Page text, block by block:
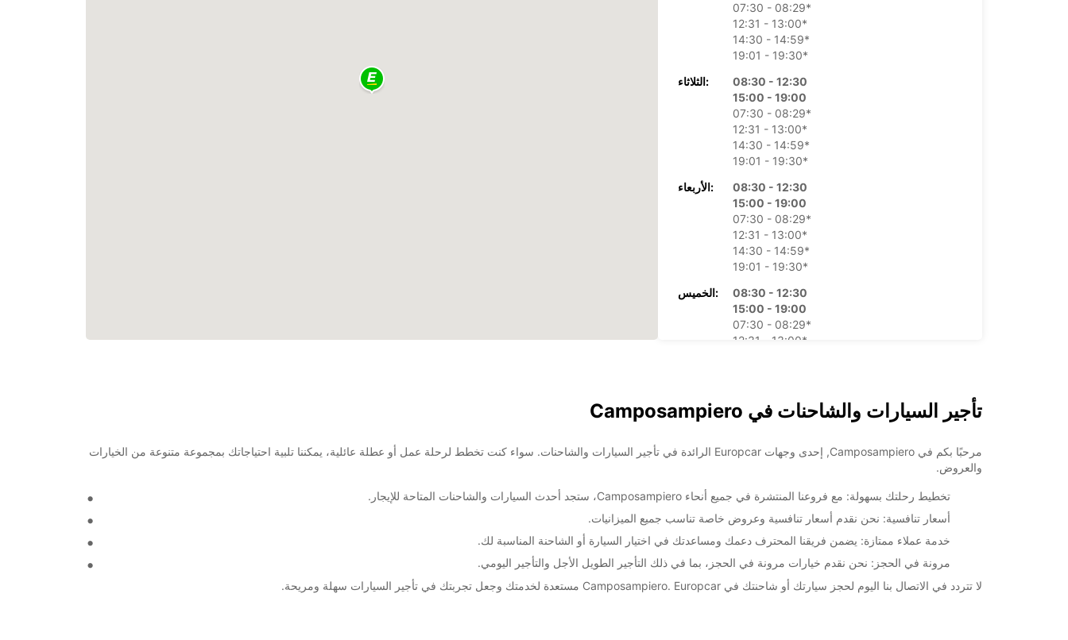
07:30 - 08:29*
12:31 - 13:00*
14:30 - 14:59*
19:01 - 19:30*
الثلاثاء:
08:30 - 12:30
15:00 - 19:00
07:30 - 08:29*
12:31 - 13:00*
14:30 - 14:59*
19:01 - 19:30*
الأربعاء:
08:30 - 12:30
15:00 - 19:00
07:30 - 08:29*
12:31 - 13:00*
14:30 - 14:59*
19:01 - 19:30*
الخميس:
08:30 - 12:30
15:00 - 19:00
07:30 - 08:29*
12:31 - 13:00*
15:00 - 19:00
12:31 - 13:00*
14:30 - 14:59*
08:30 - 12:30
07:30 - 08:29*
15:00 - 17:00*
الأحد:
مغلق
*برسوم إضافية
تأجير السيارات والشاحنات في Camposampiero
مرحبًا بكم في Camposampiero, إحدى وجهات Europcar الرائدة في تأجير السيارات والشاحنات. سواء كنت تخطط لرحلة عمل أو عطلة عائلية، يمكننا تلبية احتياجاتك بمجموعة متنوعة من الخيارات
والعروض.
تخطيط رحلتك بسهولة: مع فروعنا المنتشرة في جميع أنحاء Camposampiero، ستجد أحدث السيارات والشاحنات المتاحة للإيجار.
أسعار تنافسية: نحن نقدم أسعار تنافسية وعروض خاصة تناسب جميع الميزانيات.
خدمة عملاء ممتازة: يضمن فريقنا المحترف دعمك ومساعدتك في اختيار السيارة أو الشاحنة المناسبة لك.
مرونة في الحجز: نحن نقدم خيارات مرونة في الحجز، بما في ذلك التأجير الطويل الأجل والتأجير اليومي.
لا تتردد في الاتصال بنا اليوم لحجز سيارتك أو شاحنتك في Camposampiero. Europcar مستعدة لخدمتك وجعل تجربتك في تأجير السيارات سهلة ومريحة.